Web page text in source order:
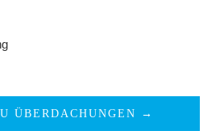
ÜBERDACHUNGEN →